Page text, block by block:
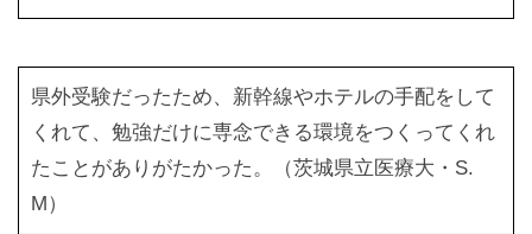
県外受験だったため、新幹線やホテルの手配をして
くれて、勉強だけに専念できる環境をつくってくれ
たことがありがたかった。（茨城県立医療大・S.
M）